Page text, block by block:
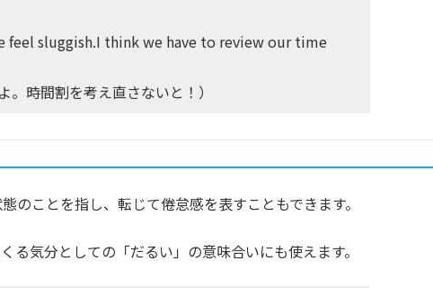
feel sluggish.I think we have to review our time
。時間割を考え直さないと！）
のことを指し、転じて倦怠感を表すこともできます。
る気分としての「だるい」の意味合いにも使えます。